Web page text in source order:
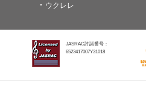
ウクレレ
JASRAC許諾番号：
6523417007Y31018